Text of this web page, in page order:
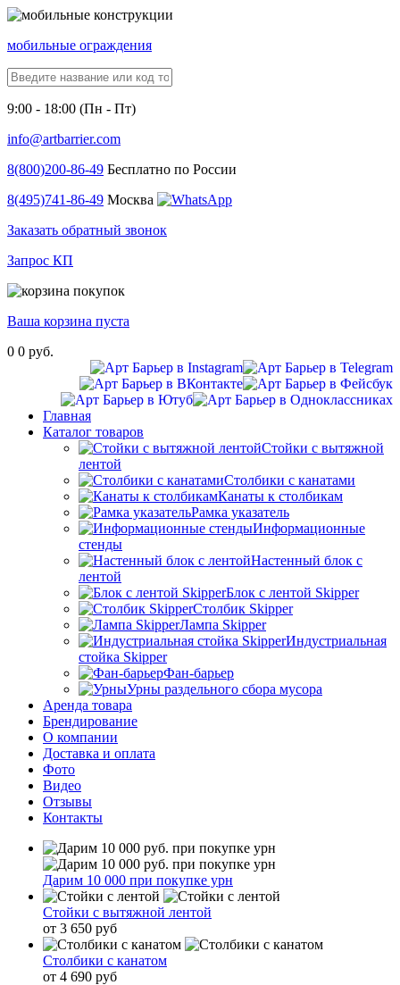
мобильные ограждения
9:00 - 18:00 (Пн - Пт)
info@artbarrier.com
8(800)200-86-49 Бесплатно по России
8(495)741-86-49 Москва
Заказать обратный звонок
Запрос КП
Ваша корзина пуста
0 0 руб.
Главная
Каталог товаров
Стойки с вытяжной
лентой
Столбики с канатами
Канаты к столбикам
Рамка указатель
Информационные
стенды
Настенный блок с
лентой
Блок с лентой Skipper
Столбик Skipper
Лампа Skipper
Индустриальная
стойка Skipper
Фан-барьер
Урны раздельного сбора мусора
Аренда товара
Брендирование
О компании
Доставка и оплата
Фото
Видео
Отзывы
Контакты
Дарим 10 000 при покупке урн
Стойки с вытяжной лентой
от 3 650 руб
Столбики с канатом
от 4 690 руб